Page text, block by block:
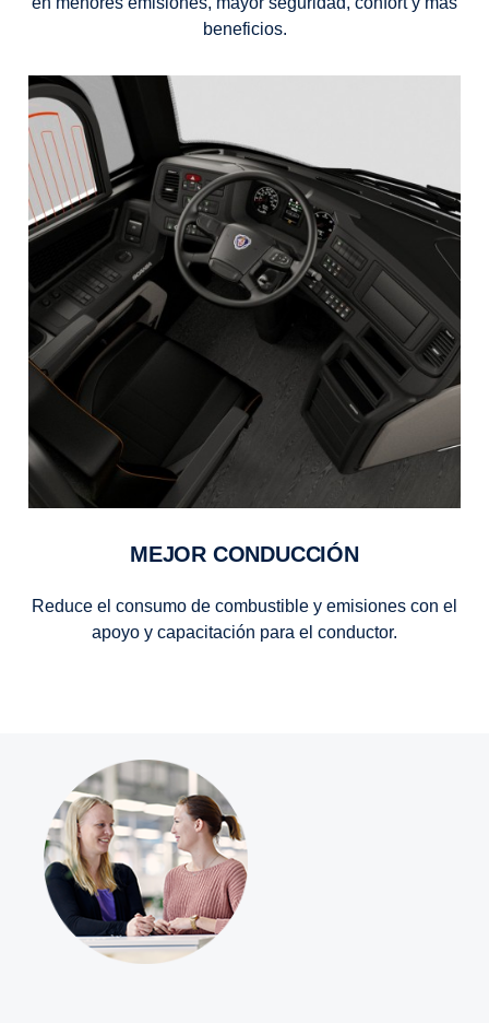
beneficios.
MEJOR CONDUCCIÓN
Reduce el consumo de combustible y emisiones con el
apoyo y capacitación para el conductor.